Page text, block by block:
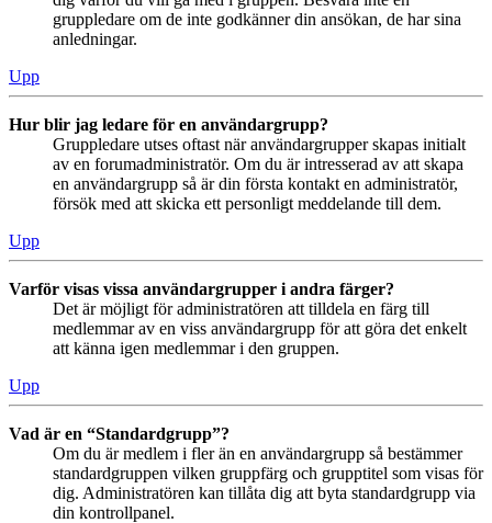
gruppledare om de inte godkänner din ansökan, de har sina
anledningar.
Upp
Hur blir jag ledare för en användargrupp?
Gruppledare utses oftast när användargrupper skapas initialt
av en forumadministratör. Om du är intresserad av att skapa
en användargrupp så är din första kontakt en administratör,
försök med att skicka ett personligt meddelande till dem.
Upp
Varför visas vissa användargrupper i andra färger?
Det är möjligt för administratören att tilldela en färg till
medlemmar av en viss användargrupp för att göra det enkelt
att känna igen medlemmar i den gruppen.
Upp
Vad är en “Standardgrupp”?
Om du är medlem i fler än en användargrupp så bestämmer
standardgruppen vilken gruppfärg och grupptitel som visas för
dig. Administratören kan tillåta dig att byta standardgrupp via
din kontrollpanel.